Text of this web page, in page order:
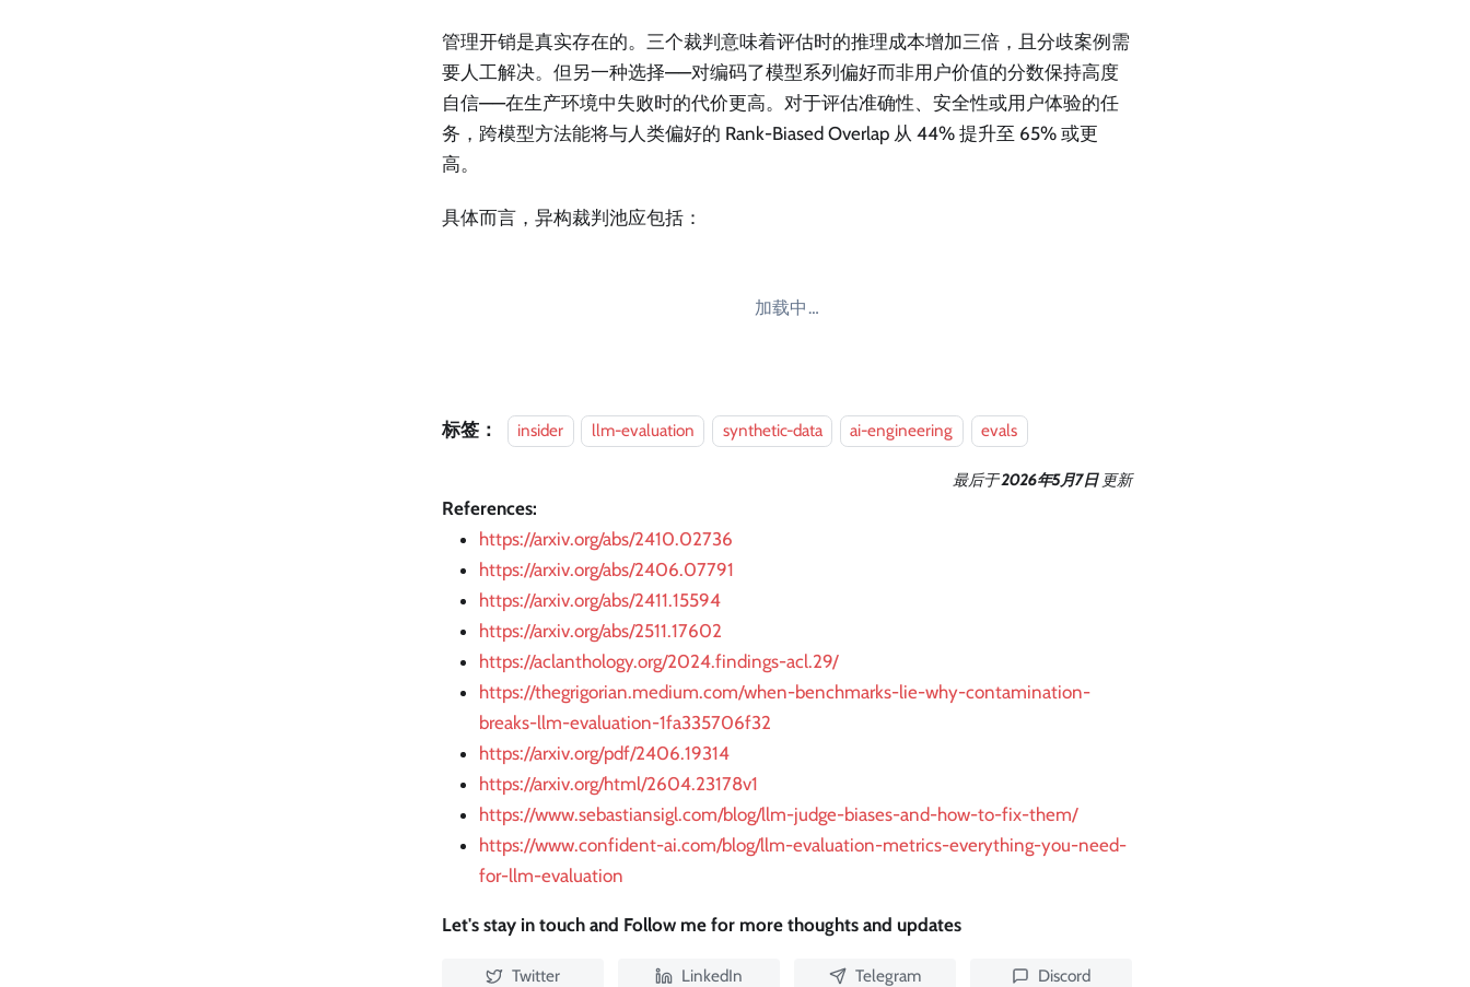
管理开销是真实存在的。三个裁判意味着评估时的推理成本增加三倍，且分歧案例需
要人工解决。但另一种选择——对编码了模型系列偏好而非用户价值的分数保持高度
自信——在生产环境中失败时的代价更高。对于评估准确性、安全性或用户体验的任
务，跨模型方法能将与人类偏好的 Rank-Biased Overlap 从 44% 提升至 65% 或更
高。
具体而言，异构裁判池应包括：
加载中…
标签： insider llm-evaluation synthetic-data ai-engineering evals
最后于2026年5月7日 更新
References:
https://arxiv.org/abs/2410.02736
https://arxiv.org/abs/2406.07791
https://arxiv.org/abs/2411.15594
https://arxiv.org/abs/2511.17602
https://aclanthology.org/2024.findings-acl.29/
https://thegrigorian.medium.com/when-benchmarks-lie-why-contamination-
breaks-llm-evaluation-1fa335706f32
https://arxiv.org/pdf/2406.19314
https://arxiv.org/html/2604.23178v1
https://www.sebastiansigl.com/blog/llm-judge-biases-and-how-to-fix-them/
https://www.confident-ai.com/blog/llm-evaluation-metrics-everything-you-need-
for-llm-evaluation
Let's stay in touch and Follow me for more thoughts and updates
Twitter LinkedIn Telegram Discord